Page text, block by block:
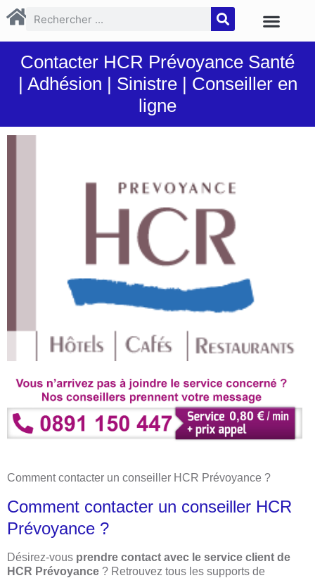
Contacter HCR Prévoyance Santé
| Adhésion | Sinistre | Conseiller en
ligne
Comment contacter un conseiller HCR Prévoyance ?
Comment contacter un conseiller HCR
Prévoyance ?
Désirez-vous prendre contact avec le service client de
HCR Prévoyance ? Retrouvez tous les supports de